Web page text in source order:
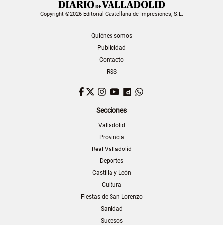
Copyright ©2026 Editorial Castellana de Impresiones, S.L.
Quiénes somos
Publicidad
Contacto
RSS
Facebook
TwitterInstagram
YouTubeDailymotion
Secciones
Valladolid
Provincia
Real Valladolid
Deportes
Castilla y León
Cultura
Fiestas de San Lorenzo
Sanidad
Sucesos